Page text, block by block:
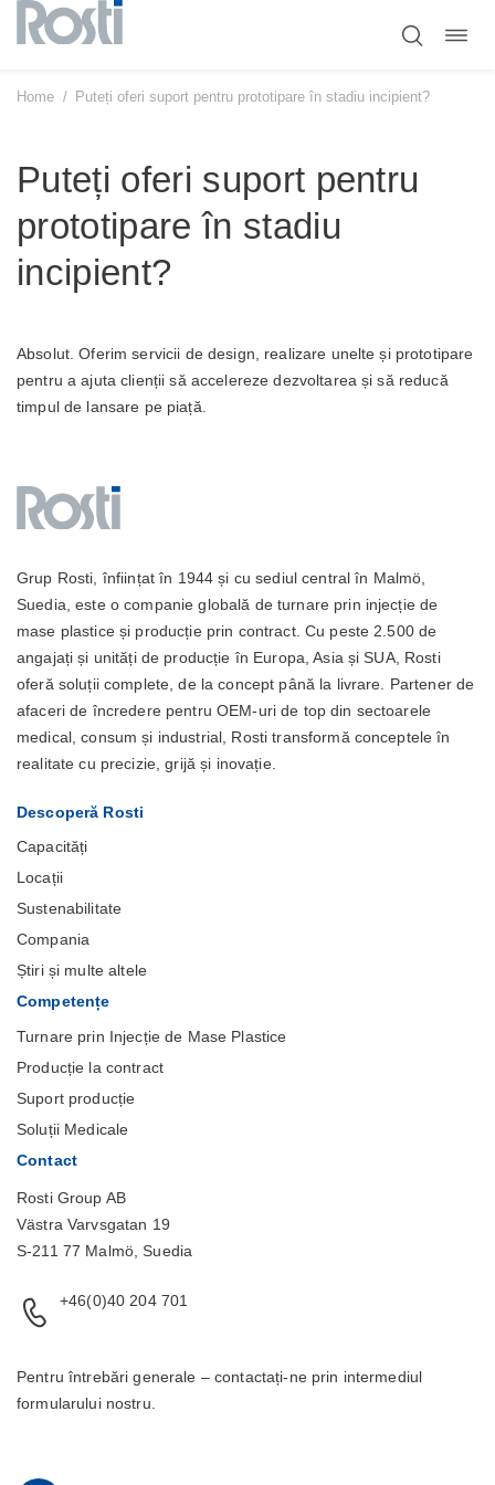
Sari
conținut
Home / Puteți oferi suport pentru prototipare în stadiu incipient?
Puteți oferi suport pentru
prototipare în stadiu
incipient?
Absolut. Oferim servicii de design, realizare unelte și prototipare
pentru a ajuta clienții să accelereze dezvoltarea și să reducă
timpul de lansare pe piață.
Grup Rosti, înființat în 1944 și cu sediul central în Malmö,
Suedia, este o companie globală de turnare prin injecție de
mase plastice și producție prin contract. Cu peste 2.500 de
angajați și unități de producție în Europa, Asia și SUA, Rosti
oferă soluții complete, de la concept până la livrare. Partener de
afaceri de încredere pentru OEM-uri de top din sectoarele
medical, consum și industrial, Rosti transformă conceptele în
realitate cu precizie, grijă și inovație.
Descoperă Rosti
Capacități
Locații
Sustenabilitate
Compania
Știri și multe altele
Competențe
Turnare prin Injecție de Mase Plastice
Producție la contract
Suport producție
Soluții Medicale
Contact
Rosti Group AB
Västra Varvsgatan 19
S-211 77 Malmö, Suedia
+46(0)40 204 701
Pentru întrebări generale – contactați-ne prin intermediul
formularuluinostru.